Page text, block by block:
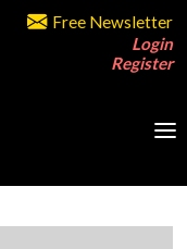
Free Newsletter
Login
Register